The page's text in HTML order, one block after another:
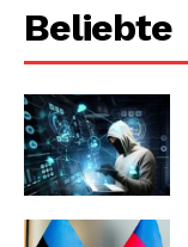
Beliebte